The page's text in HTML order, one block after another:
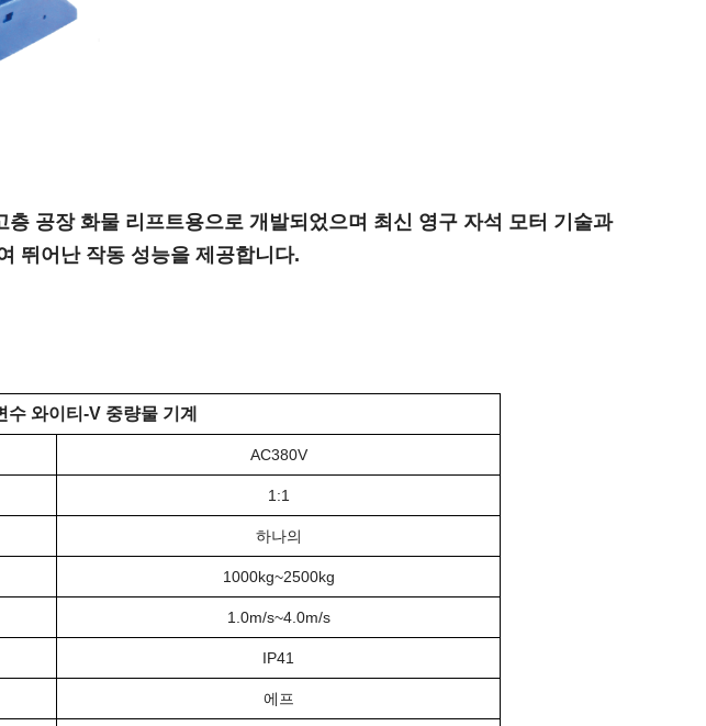
공장 화물 리프트용으로 개발되었으며 최신 영구 자석 모터 기술과
뛰어난 작동 성능을 제공합니다.
수 와이티-V 중량물 기계
AC380V
1:1
하나의
1000kg~2500kg
1.0m/s~4.0m/s
IP41
에프